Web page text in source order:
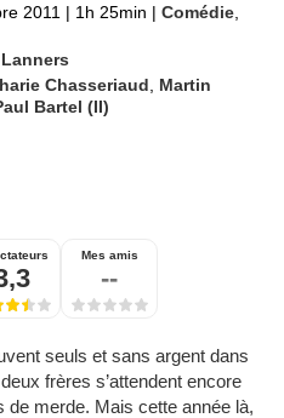
2011 | 1h 25min | Comédie
Chasseriaud
Martin
Bartel (II)
Mes amis
--
seuls et sans argent dans
frères s’attendent encore
merde. Mais cette année là,